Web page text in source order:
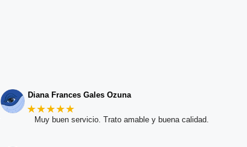
Diana Frances Gales Ozuna
★★★★★
Muy buen servicio. Trato amable y buena calidad.